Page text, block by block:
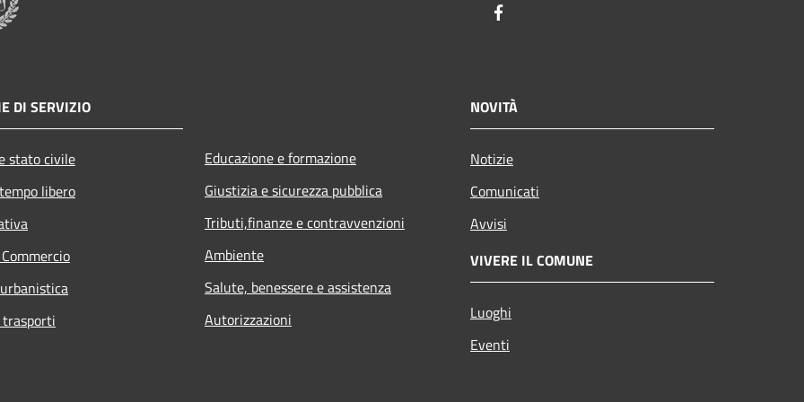
DI SERVIZIO
stato civile
libero
Educazione e formazione
Giustizia e sicurezza pubblica
Tributi,finanze e contravvenzioni
Ambiente
Salute, benessere e assistenza
Autorizzazioni
NOVITÀ
Notizie
Comunicati
Avvisi
VIVERE IL COMUNE
Luoghi
Eventi